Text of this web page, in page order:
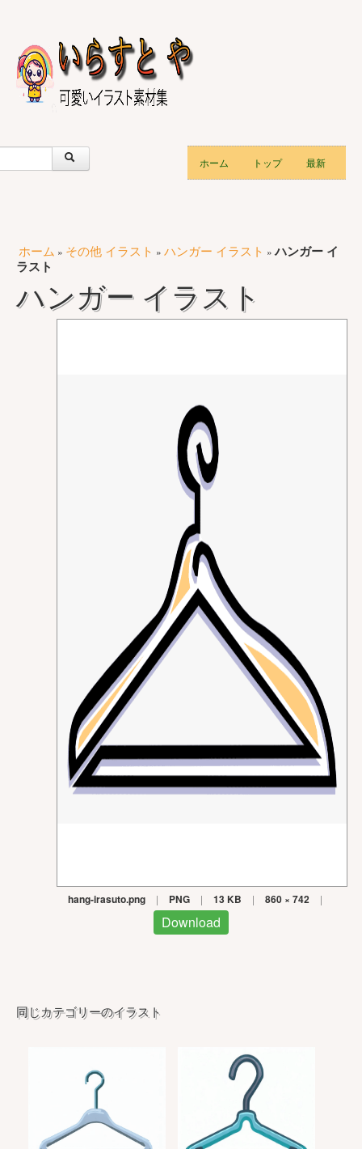
ホーム トップ 最新
ホーム » その他 イラスト » ハンガー イラスト »ハンガー イ
ラスト
ハンガー イラスト
hang-irasuto.png | PNG | 13 KB | 860 × 742 |
Download
同じカテゴリーのイラスト